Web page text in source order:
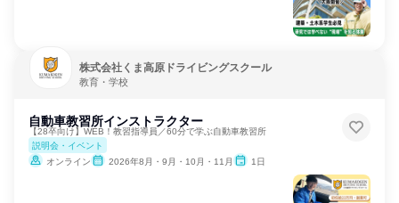
株式会社くま高原ドライビングスクール
教育・学校
自動車教習所インストラクター
【28卒向け】WEB！教習指導員／60分で学ぶ自動車教習所
説明会・イベント
オンライン
2026年8月・9月・10月・11月 1日